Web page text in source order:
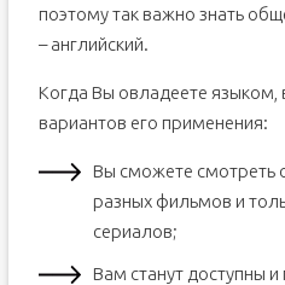
поэтому так важно знать
– английский.
Когда Вы овладеете
вариантов его применения:
Вы сможете смотреть
разных фильмов и
сериалов;
Вам станут доступны